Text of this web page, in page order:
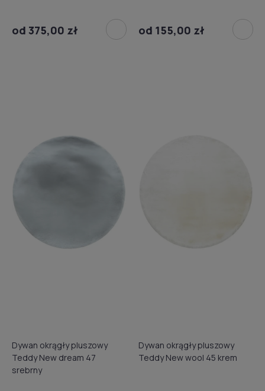
od 375,00 zł od 155,00 zł
Dywan okrągły pluszowy
Teddy New dream 47
srebrny
Dywan okrągły pluszowy
Teddy New wool 45 krem